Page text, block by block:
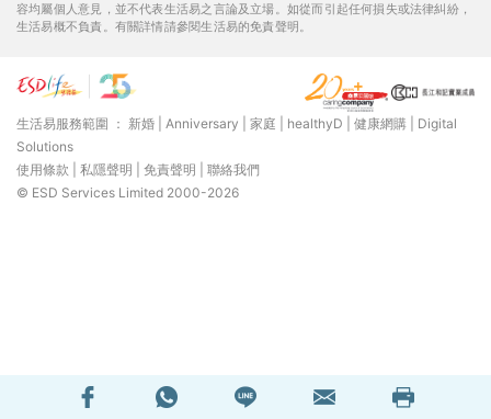
容均屬個人意見，並不代表生活易之言論及立場。如從而引起任何損失或法律糾紛，
生活易概不負責。有關詳情請參閱生活易的免責聲明。
生活易服務範圍 ： 新婚 Anniversary 家庭 healthyD 健康網購
Digital
Solutions
使用條款
私隱聲明 免責聲明
聯絡我們
© ESD Services Limited 2000-2026